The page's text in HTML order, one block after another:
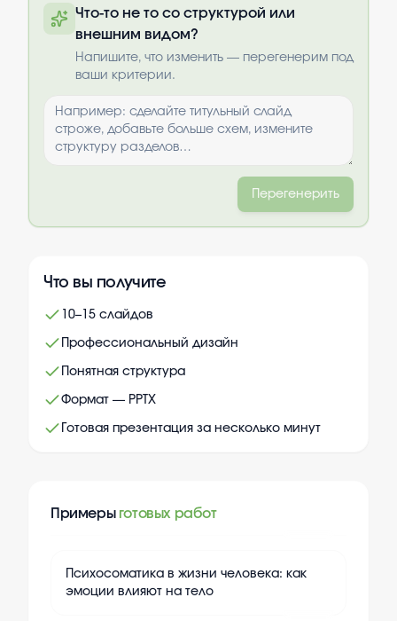
по почте после оплаты
Что-то не то со структурой или
внешним видом?
Напишите, что изменить — перегенерим под
ваши критерии.
Перегенерить
Что вы получите
10–15 слайдов
Профессиональный дизайн
Понятная структура
Формат — PPTX
Готовая презентация за несколько минут
Примеры готовых работ
Психосоматика в жизни человека: как
эмоции влияют на тело